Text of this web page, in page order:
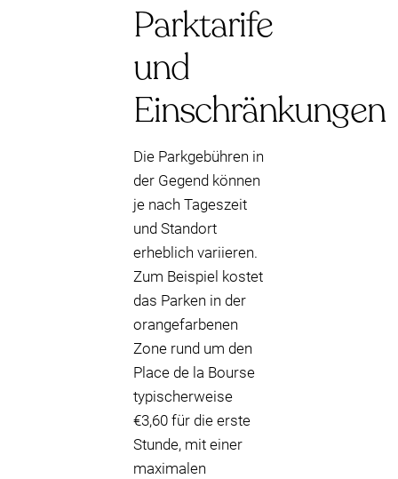
Parktarife
und
Einschränkungen
Die Parkgebühren in
der Gegend können
je nach Tageszeit
und Standort
erheblich variieren.
Zum Beispiel kostet
das Parken in der
orangefarbenen
Zone rund um den
Place de la Bourse
typischerweise
€3,60 für die erste
Stunde, mit einer
maximalen